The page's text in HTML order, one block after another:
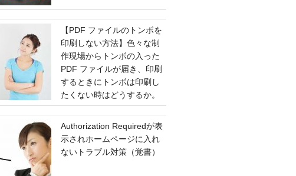
【PDF ファイルのトンボを
印刷しない方法】色々な制
作現場からトンボの入った
PDF ファイルが届き、印刷
するときにトンボは印刷し
たくない時はどうするか。
Authorization Requiredが表
示されホームページに入れ
ないトラブル対策（覚書）